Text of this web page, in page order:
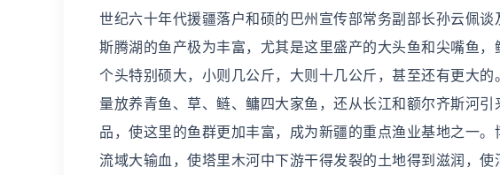
世纪六十年代援疆落户和硕的巴州宣传部常务副部长孙云佩
斯腾湖的鱼产极为丰富，尤其是这里盛产的大头鱼和尖嘴鱼
个头特别硕大，小则几公斤，大则十几公斤，甚至还有更大
量放养青鱼、草、鲢、鳙四大家鱼，还从长江和额尔齐斯河
品，使这里的鱼群更加丰富，成为新疆的重点渔业基地之一
流域大输血，使塔里木河中下游干得发裂的土地得到滋润，